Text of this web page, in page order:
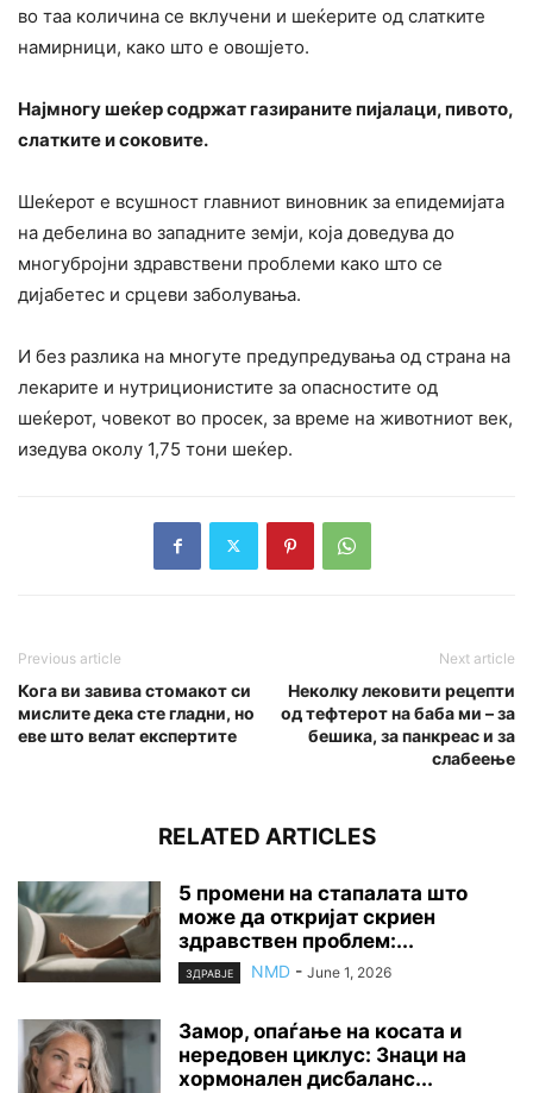
во таа количина се вклучени и шеќерите од слатките
намирници, како што е овошјето.
Најмногу шеќер содржат газираните пијалаци, пивото,
слатките и соковите.
Шеќерот е всушност главниот виновник за епидемијата
на дебелина во западните земји, која доведува до
многубројни здравствени проблеми како што се
дијабетес и срцеви заболувања.
И без разлика на многуте предупредувања од страна на
лекарите и нутриционистите за опасностите од
шеќерот, човекот во просек, за време на животниот век,
изедува околу 1,75 тони шеќер.
Previous article
Кога ви завива стомакот си
мислите дека сте гладни, но
еве што велат експертите
Next article
Неколку лековити рецепти
од тефтерот на баба ми – за
бешика, за панкреас и за
слабеење
RELATED ARTICLES
5 промени на стапалата што
може да откријат скриен
здравствен проблем:...
ЗДРАВЈЕ NMD - June 1, 2026
Замор, опаѓање на косата и
нередовен циклус: Знаци на
хормонален дисбаланс...